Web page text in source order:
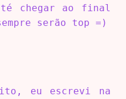
chegar ao final
serão top =)
eu escrevi na